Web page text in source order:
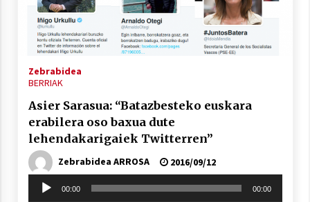
Zebrabidea
BERRIAK
Asier Sarasua: “Batazbesteko euskara
erabilera oso baxua dute
lehendakarigaiek Twitterren”
Zebrabidea ARROSA
2016/09/12
Soinu
erreproduzigailua
00:00 00:00